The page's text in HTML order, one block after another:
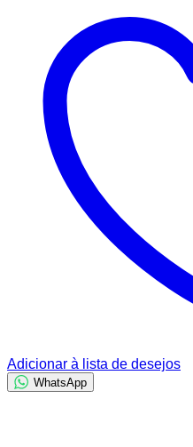
Adicionar à lista de desejos
WhatsApp